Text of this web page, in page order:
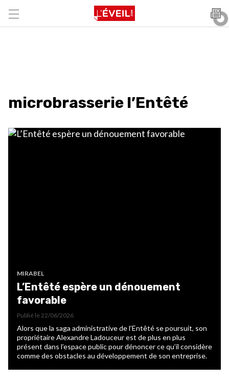
microbrasserie l’Entêté
MIRABEL
L’Entêté espère un dénouement
favorable
Publié le 22/06/2026
Alors que la saga administrative de l’Entêté se poursuit, son
propriétaire Alexandre Ladouceur est de plus en plus
présent dans l’espace public pour dénoncer ce qu’il considère
comme des obstacles au développement de son entreprise.